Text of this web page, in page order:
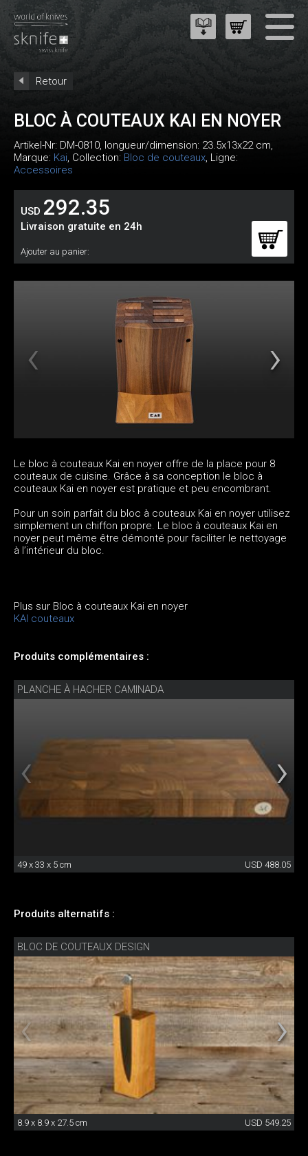
Retour
BLOC À COUTEAUX KAI EN NOYER
Artikel-Nr: DM-0810, longueur/dimension: 23.5x13x22 cm,
Marque: Kai, Collection: Bloc de couteaux, Ligne:
Accessoires
USD 292.35
Livraison gratuite en 24h
Ajouter au panier:
Le bloc à couteaux Kai en noyer offre de la place pour 8
couteaux de cuisine. Grâce à sa conception le bloc à
couteaux Kai en noyer est pratique et peu encombrant.
Pour un soin parfait du bloc à couteaux Kai en noyer utilisez
simplement un chiffon propre. Le bloc à couteaux Kai en
noyer peut même être démonté pour faciliter le nettoyage
à l’intérieur du bloc.
Plus sur Bloc à couteaux Kai en noyer
KAI couteaux
Produits complémentaires :
PLANCHE À HACHER CAMINADA
49 x 33 x 5 cm USD 488.05
Produits alternatifs :
BLOC DE COUTEAUX DESIGN
8.9 x 8.9 x 27.5 cm USD 549.25